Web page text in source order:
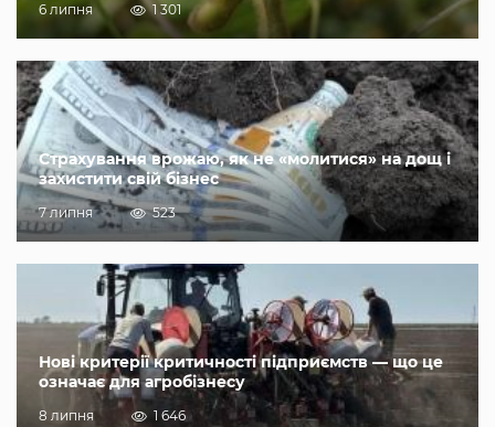
6 липня 1 301
Страхування врожаю, як не «молитися» на дощ і
захистити свій бізнес
7 липня 523
Нові критерії критичності підприємств — що це
означає для агробізнесу
8 липня 1 646